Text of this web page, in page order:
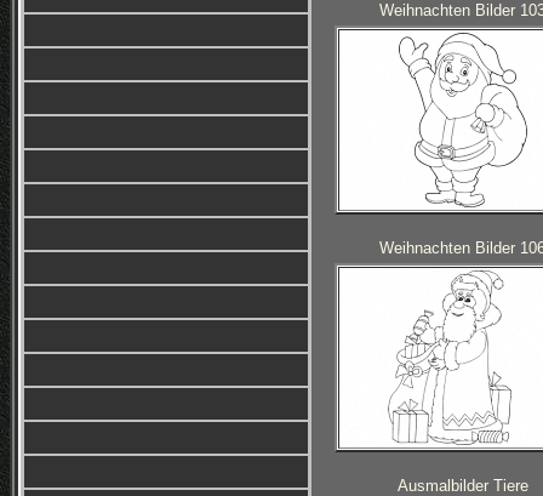
Weihnachten Bilder
Weihnachten Bilder
Ausmalbilder Tiere